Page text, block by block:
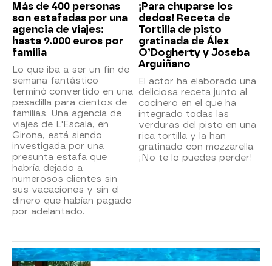
Más de 400 personas
son estafadas por una
agencia de viajes:
hasta 9.000 euros por
familia
Lo que iba a ser un fin de
semana fantástico
terminó convertido en una
pesadilla para cientos de
familias. Una agencia de
viajes de L'Escala, en
Girona, está siendo
investigada por una
presunta estafa que
habría dejado a
numerosos clientes sin
sus vacaciones y sin el
dinero que habían pagado
por adelantado.
¡Para chuparse los
dedos! Receta de
Tortilla de pisto
gratinada de Álex
O’Dogherty y Joseba
Arguiñano
El actor ha elaborado una
deliciosa receta junto al
cocinero en el que ha
integrado todas las
verduras del pisto en una
rica tortilla y la han
gratinado con mozzarella.
¡No te lo puedes perder!